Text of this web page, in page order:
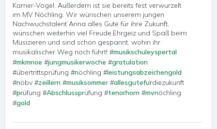
Karner-Vogel. Außerdem ist sie bereits fest verwurzelt
im MV Nöchling. Wir wünschen unserem jungen
Nachwuchstalent Anna alles Gute für ihre Zukunft,
wünschen weiterhin viel Freude,Ehrgeiz und Spaß beim
Musizieren und sind schon gespannt, wohin ihr
musikalischer Weg noch führt! #musikschuleyspertal
#mkmnoe #jungmusikerwoche #gratulation
#übertrittsprüfung #nöchling #leistungsabzeichengold
#nöbv #zeillern #musiksommer #allesgutefürdiezukunft
#prüfung #Abschlussprüfung #tenorhorn #mvnöchling
#gold